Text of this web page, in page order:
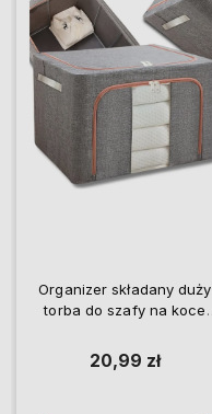
Organizer składany duży
torba do szafy na koce
20,99 zł